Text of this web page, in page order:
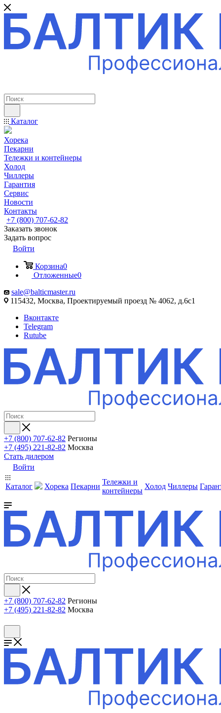
Каталог
Хорека
Пекарни
Тележки и контейнеры
Холод
Чиллеры
Гарантия
Сервис
Новости
Контакты
+7 (800) 707-62-82
Заказать звонок
Задать вопрос
Войти
Корзина0
Отложенные0
sale@balticmaster.ru
115432, Москва, Проектируемый проезд № 4062, д.6с1
Вконтакте
Telegram
Rutube
+7 (800) 707-62-82 Регионы
+7 (495) 221-82-82 Москва
Стать дилером
Войти
Каталог Хорека Пекарни
Тележки и
контейнеры
Холод Чиллеры
+7 (800) 707-62-82 Регионы
+7 (495) 221-82-82 Москва